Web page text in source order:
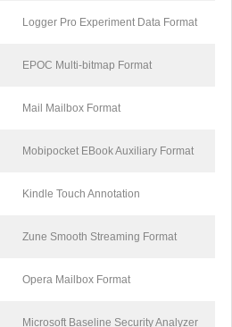
Logger Pro Experiment Data Format
EPOC Multi-bitmap Format
Mail Mailbox Format
Mobipocket EBook Auxiliary Format
Kindle Touch Annotation
Zune Smooth Streaming Format
Opera Mailbox Format
Microsoft Baseline Security Analyzer